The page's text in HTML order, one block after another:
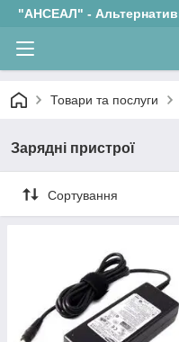
"АНСЕАЛ" -
Товари та послуги
Зарядні пристрої
Сортування